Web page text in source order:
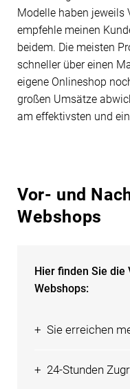
Modelle haben jeweils
empfehle meinen
beidem. Die meisten
schneller über einen
eigene Onlineshop
großen Umsätze
am effektivsten und
Vor- und
Webshops
Hier finden Sie die
Webshops:
+ Sie erreichen
+ 24-Stunden